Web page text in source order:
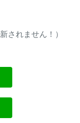
されません！）